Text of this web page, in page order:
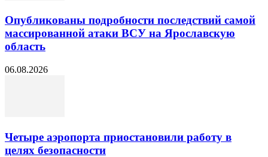
Опубликованы подробности последствий самой
массированной атаки ВСУ на Ярославскую
область
06.08.2026
Четыре аэропорта приостановили работу в
целях безопасности